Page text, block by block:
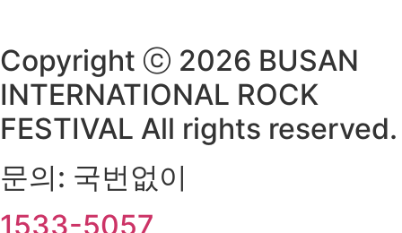
Copyright ⓒ 2026 BUSAN
INTERNATIONAL ROCK
FESTIVAL All rights reserved.
문의: 국번없이
1533-5057